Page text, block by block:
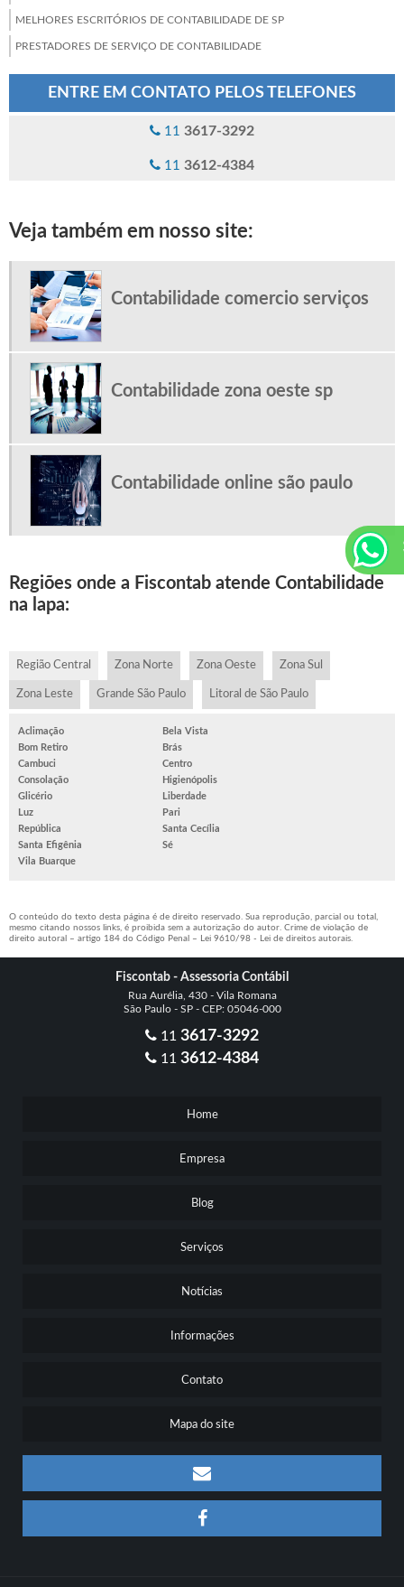
MELHORES ESCRITÓRIOS DE CONTABILIDADE DE SP
PRESTADORES DE SERVIÇO DE CONTABILIDADE
PROCESSAMENTO DE FOLHA DE PAGAMENTO
SERVIÇO DE ABERTURA DE EMPRESAS
SERVIÇOS DE CONTABILIDADE EM SP
TERCEIRIZAÇÃO DE FOLHA DE PAGAMENTO SP
ENTRE EM CONTATO PELOS TELEFONES
11 3617-3292
11 3612-4384
Veja também em nosso site:
Contabilidade comercio serviços
Contabilidade zona oeste sp
Contabilidade online são paulo
Regiões onde a Fiscontab atende Contabilidade
na lapa:
Região Central Zona Norte Zona Oeste Zona Sul
Zona Leste Grande São Paulo Litoral de São Paulo
Aclimação
Bela Vista
Bom Retiro
Brás
Cambuci
Centro
Consolação
Higienópolis
Glicério
Liberdade
Luz
Pari
República
Santa Cecília
Santa Efigênia
Sé
Vila Buarque
O conteúdo do texto desta página é de direito reservado. Sua reprodução, parcial ou total,
mesmo citando nossos links, é proibida sem a autorização do autor. Crime de violação de
direito autoral – artigo 184 do Código Penal – Lei 9610/98 - Lei de direitos autorais.
Fiscontab - Assessoria Contábil
Rua Aurélia, 430 - Vila Romana
São Paulo - SP - CEP: 05046-000
11 3617-3292
11 3612-4384
Home
Empresa
Blog
Serviços
Notícias
Informações
Contato
Mapa do site